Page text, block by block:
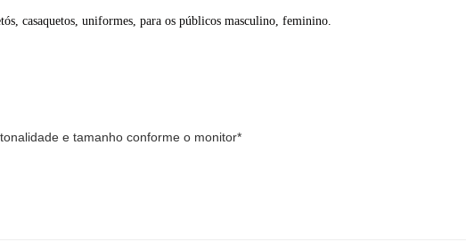
casaquetos, uniformes, para os públicos masculino, feminino.
e tamanho conforme o monitor*